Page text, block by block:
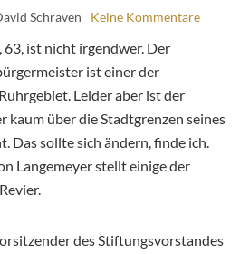
Schraven Keine Kommentare
63, ist nicht irgendwer. Der
ist einer der
Leider aber ist der
über die Stadtgrenzen seines
Das sollte sich ändern, finde ich.
Langemeyer stellt einige der
des Stiftungsvorstandes